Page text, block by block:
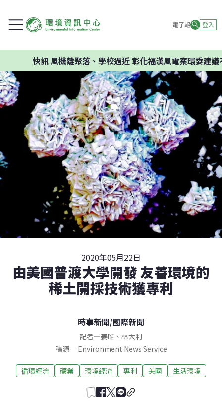
電子報 登入
快訊風機離聚落、學校過近 彰化福漢風電案環委建議不應
2020年05月22日
由美國普渡大學開發 友善環境的
稀土開採技術獲專利
時事新聞/國際新聞
記者—姜唯 、 林大利
稿源— Environment News Service
循環經濟 礦業 環境經濟 專利 美國 生活環境